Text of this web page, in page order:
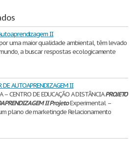
II
uma maior qualidade ambiental, têm levado
a buscar respostas ecologicamente
DE AUTOAPRENDIZAGEM II
– CENTRO DE EDUCAÇÃO A DISTÂNCIAPROJETO
IIProjetoExperimental –
plano de marketingde Relacionamento